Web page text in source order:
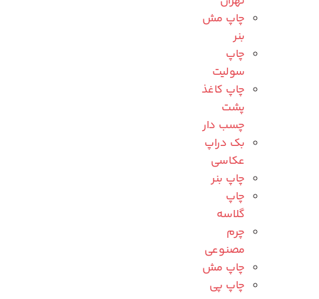
چاپ مش
بنر
چاپ
سولیت
چاپ کاغذ
پشت
چسب دار
بک دراپ
عکاسی
چاپ بنر
چاپ
گلاسه
چرم
مصنوعی
چاپ مش
چاپ پی